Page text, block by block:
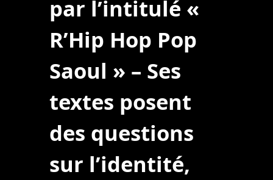
par l’intitulé «
R’Hip Hop Pop
Saoul » – Ses
textes posent
des questions
sur l’identité,